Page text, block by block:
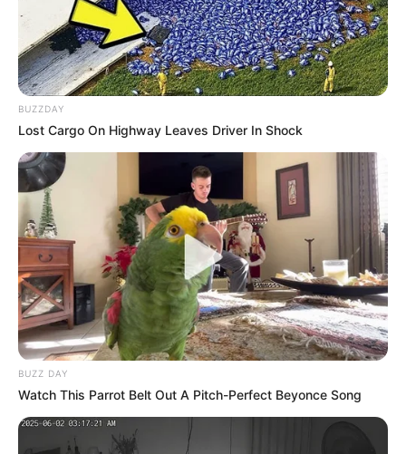
BUZZDAY
Lost Cargo On Highway Leaves Driver In Shock
BUZZ DAY
Watch This Parrot Belt Out A Pitch-Perfect Beyonce Song